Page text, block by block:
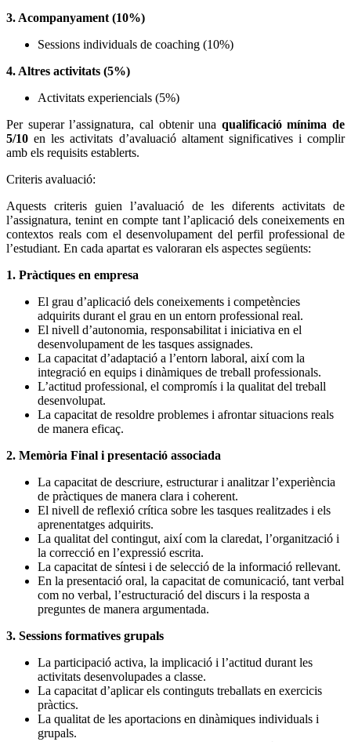
3. Acompanyament (10%)
Sessions individuals de coaching (10%)
4. Altres activitats (5%)
Activitats experiencials (5%)
Per superar l’assignatura, cal obtenir una qualificació mínima de
5/10 en les activitats d’avaluació altament significatives i complir
amb els requisits establerts.
Criteris avaluació:
Aquests criteris guien l’avaluació de les diferents activitats de
l’assignatura, tenint en compte tant l’aplicació dels coneixements en
contextos reals com el desenvolupament del perfil professional de
l’estudiant. En cada apartat es valoraran els aspectes següents:
1. Pràctiques en empresa
El grau d’aplicació dels coneixements i competències
adquirits durant el grau en un entorn professional real.
El nivell d’autonomia, responsabilitat i iniciativa en el
desenvolupament de les tasques assignades.
La capacitat d’adaptació a l’entorn laboral, així com la
integració en equips i dinàmiques de treball professionals.
L’actitud professional, el compromís i la qualitat del treball
desenvolupat.
La capacitat de resoldre problemes i afrontar situacions reals
de manera eficaç.
2. Memòria Final i presentació associada
La capacitat de descriure, estructurar i analitzar l’experiència
de pràctiques de manera clara i coherent.
El nivell de reflexió crítica sobre les tasques realitzades i els
aprenentatges adquirits.
La qualitat del contingut, així com la claredat, l’organització i
la correcció en l’expressió escrita.
La capacitat de síntesi i de selecció de la informació rellevant.
En la presentació oral, la capacitat de comunicació, tant verbal
com no verbal, l’estructuració del discurs i la resposta a
preguntes de manera argumentada.
3. Sessions formatives grupals
La participació activa, la implicació i l’actitud durant les
activitats desenvolupades a classe.
La capacitat d’aplicar els continguts treballats en exercicis
pràctics.
La qualitat de les aportacions en dinàmiques individuals i
grupals.